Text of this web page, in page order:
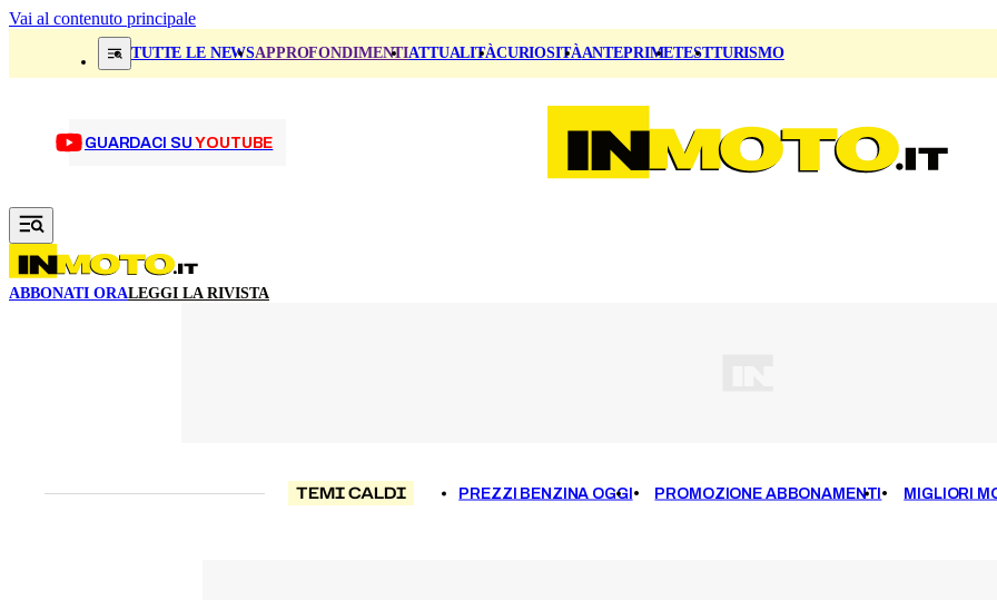
Vai al contenuto principale
TUTTE LE NEWSAPPROFONDIMENTIATTUALITÀCURIOSITÀANTEPRIMETESTTURISMO
GUARDACI SUYOUTUBE
ABBONATI ORALEGGI LA RIVISTA
TEMI CALDI PREZZI BENZINA OGGI PROMOZIONE ABBONAMENTI MIGLIORI